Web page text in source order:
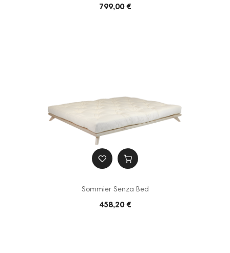
799,00 €
Sommier Senza Bed
458,20 €